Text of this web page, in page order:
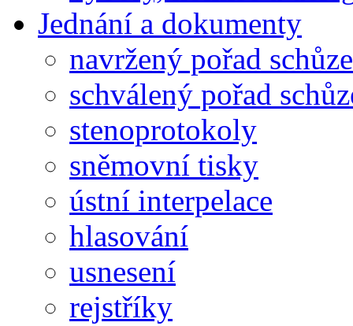
Jednání a dokumenty
navržený pořad schůze
schválený pořad
stenoprotokoly
sněmovní tisky
ústní interpelace
hlasování
usnesení
rejstříky